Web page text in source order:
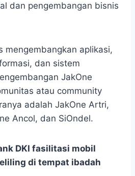
dan pengembangan bisnis
mengembangkan aplikasi,
dan sistem
JakOne
atau community
adalah JakOne Artri,
Ancol, dan SiOndel.
DKI fasilitasi mobil
di tempat ibadah